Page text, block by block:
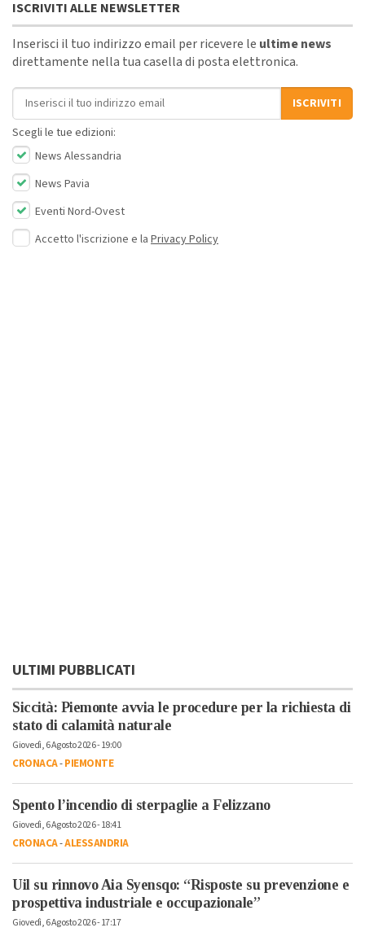
ISCRIVITI ALLE NEWSLETTER
Inserisci il tuo indirizzo email per ricevere le ultime news
direttamente nella tua casella di posta elettronica.
Indirizzo email
ISCRIVITI
Scegli le tue edizioni:
News Alessandria
News Pavia
Eventi Nord-Ovest
Accetto l'iscrizione e la Privacy Policy
ULTIMI PUBBLICATI
Siccità: Piemonte avvia le procedure per la richiesta di
stato di calamità naturale
Giovedì, 6 Agosto 2026 - 19:00
CRONACA-PIEMONTE
Spento l’incendio di sterpaglie a Felizzano
Giovedì, 6 Agosto 2026 - 18:41
CRONACA-ALESSANDRIA
Uil su rinnovo Aia Syensqo: “Risposte su prevenzione e
prospettiva industriale e occupazionale”
Giovedì, 6 Agosto 2026 - 17:17